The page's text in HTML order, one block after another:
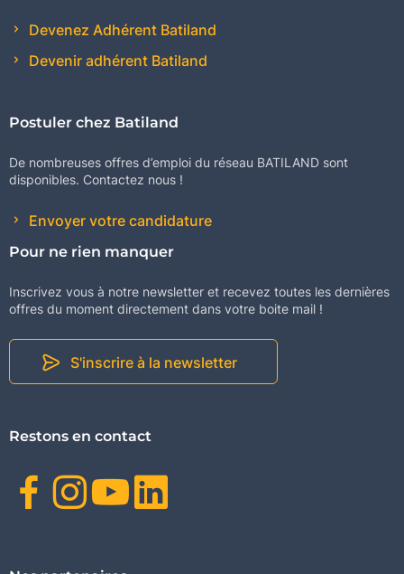
Devenez Adhérent Batiland
Devenir adhérent Batiland
Postuler chez Batiland
De nombreuses offres d’emploi du réseau BATILAND sont
disponibles. Contactez nous !
Envoyer votre candidature
Pour ne rien manquer
Inscrivez vous à notre newsletter et recevez toutes les dernières
offres du moment directement dans votre boite mail !
S'inscrire à la newsletter
Restons en contact
Facebook
Instagram
Youtube